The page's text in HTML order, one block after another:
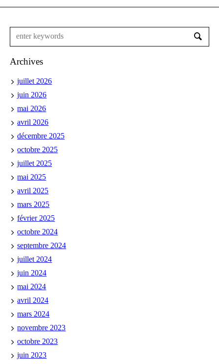
Archives
juillet 2026
juin 2026
mai 2026
avril 2026
décembre 2025
octobre 2025
juillet 2025
mai 2025
avril 2025
mars 2025
février 2025
octobre 2024
septembre 2024
juillet 2024
juin 2024
mai 2024
avril 2024
mars 2024
novembre 2023
octobre 2023
juin 2023